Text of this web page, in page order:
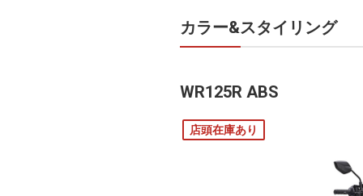
カラー&スタイリング
WR125R ABS
店頭在庫あり